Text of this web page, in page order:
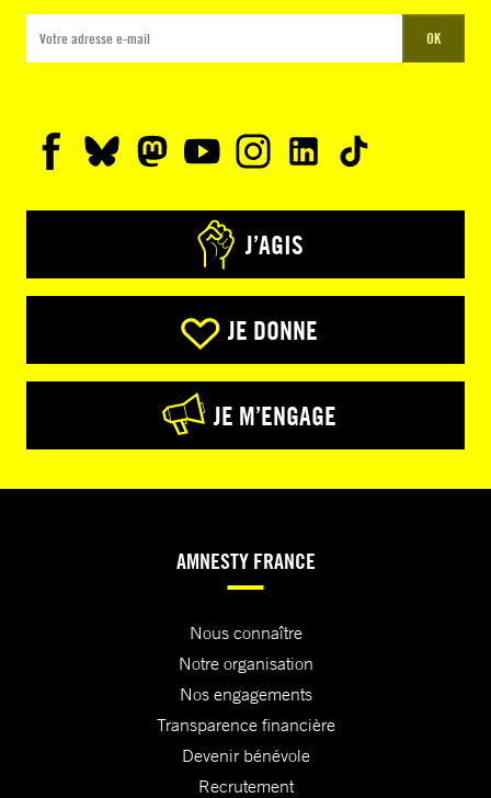
OK
J’AGIS
JE DONNE
JE M’ENGAGE
AMNESTY FRANCE
Nous connaître
Notre organisation
Nos engagements
Transparence financière
Devenir bénévole
Recrutement